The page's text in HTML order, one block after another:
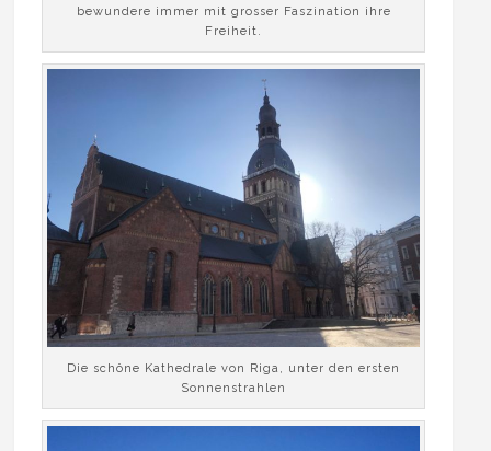
bewundere immer mit grosser Faszination ihre
Freiheit.
Die schöne Kathedrale von Riga, unter den ersten
Sonnenstrahlen